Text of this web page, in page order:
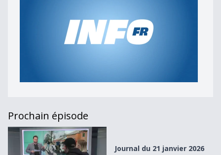
Prochain épisode
Journal du 21 janvier 2026
Journal du 21 janvier 2026